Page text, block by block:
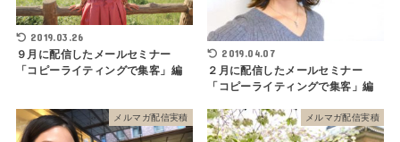
2019.03.26
９月に配信したメールセミナー
「コピーライティングで集客」編
2019.04.07
２月に配信したメールセミナー
「コピーライティングで集客」編
メルマガ配信実積 メルマガ配信実積